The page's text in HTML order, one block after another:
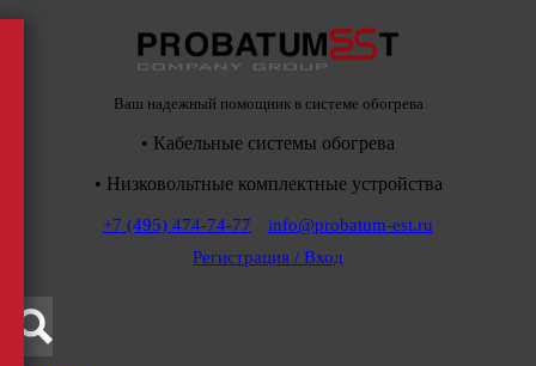
Ваш надежный помощник в системе обогрева
• Кабельные системы обогрева
• Низковольтные комплектные устройства
+7 (495) 474-74-77
info@probatum-est.ru
Регистрация / Вход